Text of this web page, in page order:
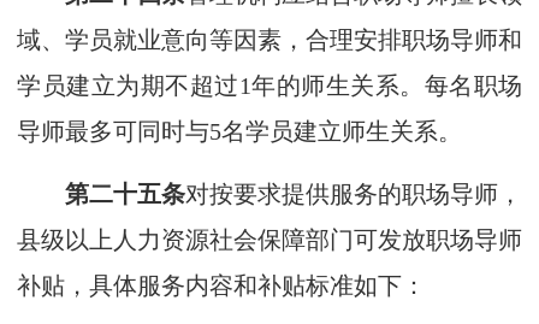
域、学员就业意向等因素，合理安排职场导师和
学员建立为期不超过1年的师生关系。每名职场
导师最多可同时与5名学员建立师生关系。
第二十五条对按要求提供服务的职场导师，
县级以上人力资源社会保障部门可发放职场导师
补贴，具体服务内容和补贴标准如下：